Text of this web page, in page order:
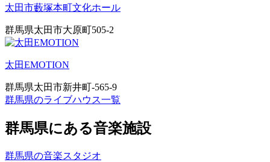
太田市藪塚本町文化ホール
群馬県太田市大原町505-2
太田EMOTION
群馬県太田市新井町-565-9
群馬県のライブハウス一覧
群馬県にある音楽施設
群馬県の音楽スタジオ